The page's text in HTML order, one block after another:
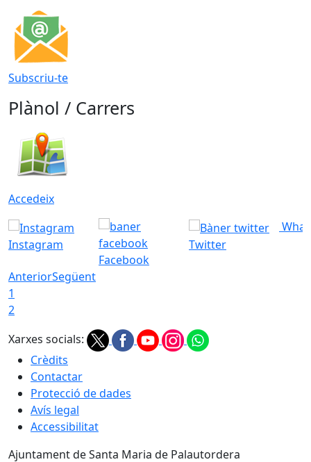
Subscriu-te
Plànol / Carrers
Accedeix
Instagram
Facebook
Twitter
AnteriorSegüent
1
2
Xarxes socials:
Crèdits
Contactar
Protecció de dades
Avís legal
Accessibilitat
Ajuntament de Santa Maria de Palautordera